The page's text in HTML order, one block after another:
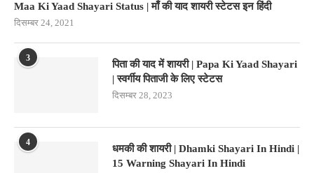
Maa Ki Yaad Shayari Status | माँ की याद शायरी स्टेटस इन हिंदी
दिसम्बर 24, 2021
3
पिता की याद में शायरी | Papa Ki Yaad Shayari
| स्वर्गीय पिताजी के लिए स्टेटस
दिसम्बर 28, 2023
4
धमकी की शायरी | Dhamki Shayari In Hindi |
15 Warning Shayari In Hindi